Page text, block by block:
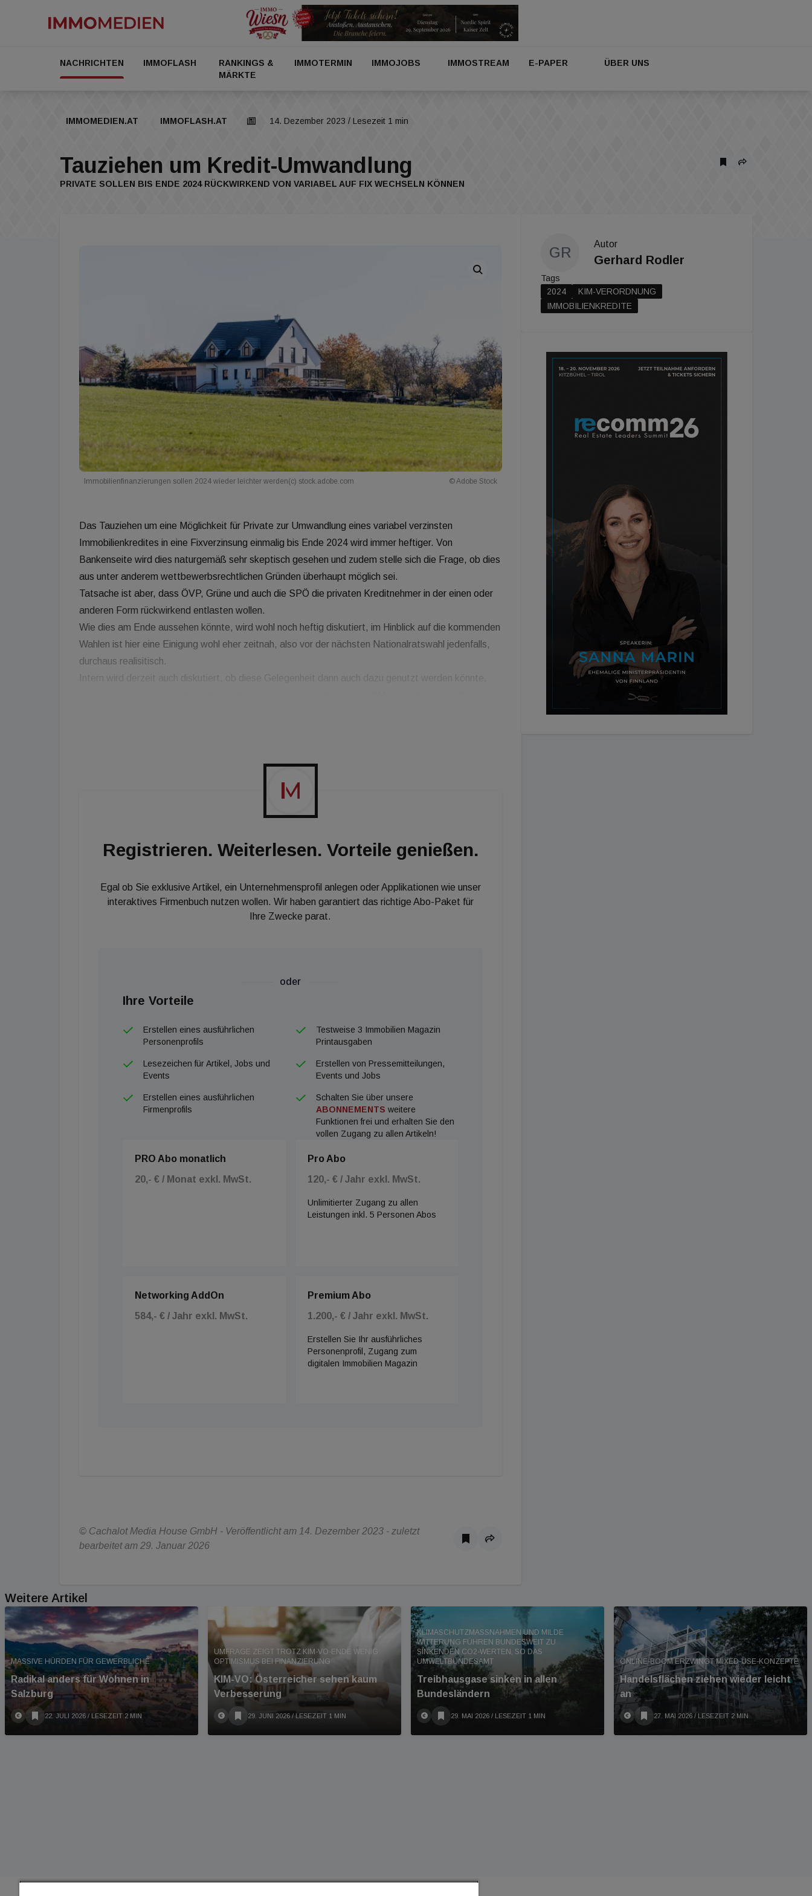
NACHRICHTEN IMMOFLASH
RANKINGS &
MÄRKTE
IMMOTERMIN IMMOJOBS IMMOSTREAM E-PAPER ÜBER UNS
IMMOMEDIEN.AT IMMOFLASH.AT 14. Dezember 2023 / Lesezeit 1 min
Tauziehen um Kredit-Umwandlung
PRIVATE SOLLEN BIS ENDE 2024 RÜCKWIRKEND VON VARIABEL AUF FIX WECHSELN KÖNNEN
Immobilienfinanzierungen sollen 2024 wieder leichter werden(c) stock.adobe.com © Adobe Stock
Das Tauziehen um eine Möglichkeit für Private zur Umwandlung eines variabel verzinsten
Immobilienkredites in eine Fixverzinsung einmalig bis Ende 2024 wird immer heftiger. Von
Bankenseite wird dies naturgemäß sehr skeptisch gesehen und zudem stelle sich die Frage, ob dies
aus unter anderem wettbewerbsrechtlichen Gründen überhaupt möglich sei.
Tatsache ist aber, dass ÖVP, Grüne und auch die SPÖ die privaten Kreditnehmer in der einen oder
anderen Form rückwirkend entlasten wollen.
Wie dies am Ende aussehen könnte, wird wohl noch heftig diskutiert, im Hinblick auf die kommenden
Wahlen ist hier eine Einigung wohl eher zeitnah, also vor der nächsten Nationalratswahl jedenfalls,
durchaus realisitisch.
Intern wird derzeit auch diskutiert, ob diese Gelegenheit dann auch dazu genutzt werden könnte,
Registrieren. Weiterlesen. Vorteile genießen.
Egal ob Sie exklusive Artikel, ein Unternehmensprofil anlegen oder Applikationen wie unser
interaktives Firmenbuch nutzen wollen. Wir haben garantiert das richtige Abo-Paket für
Ihre Zwecke parat.
oder
Ihre Vorteile
Erstellen eines ausführlichen
Personenprofils
Testweise 3 Immobilien Magazin
Printausgaben
Lesezeichen für Artikel, Jobs und
Events
Erstellen von Pressemitteilungen,
Events und Jobs
Erstellen eines ausführlichen
Firmenprofils
Schalten Sie über unsere
ABONNEMENTS weitere
Funktionen frei und erhalten Sie den
vollen Zugang zu allen Artikeln!
PRO Abo monatlich
20,- € / Monat exkl. MwSt.
Pro Abo
120,- € / Jahr exkl. MwSt.
Unlimitierter Zugang zu allen
Leistungen inkl. 5 Personen Abos
Networking AddOn
584,- € / Jahr exkl. MwSt.
Premium Abo
1.200,- € / Jahr exkl. MwSt.
Erstellen Sie Ihr ausführliches
Personenprofil, Zugang zum
digitalen Immobilien Magazin
© Cachalot Media House GmbH - Veröffentlicht am 14. Dezember 2023 - zuletzt
bearbeitet am 29. Januar 2026
GR
Autor
Gerhard Rodler
Tags
2024
KIM-VERORDNUNG
IMMOBILIENKREDITE
Weitere Artikel
MASSIVE HÜRDEN FÜR GEWERBLICHE
Radikal anders für Wohnen in
Salzburg
22. JULI 2026 / LESEZEIT 2 MIN
UMFRAGE ZEIGT TROTZ KIM-VO-ENDE WENIG
OPTIMISMUS BEI FINANZIERUNG
KIM-VO: Österreicher sehen kaum
Verbesserung
29. JUNI 2026 / LESEZEIT 1 MIN
KLIMASCHUTZMASSNAHMEN UND MILDE W
ITTERUNG FÜHREN BUNDESWEIT ZU S
INKENDEN CO2-WERTEN, SO DAS U
MWELTBUNDESAMT
Treibhausgase sinken in allen
Bundesländern
29. MAI 2026 / LESEZEIT 1 MIN
ONLINE-BOOM ERZWINGT MIXED-USE-KONZEPTE
Handelsflächen ziehen wieder leicht
an
27. MAI 2026 / LESEZEIT 2 MIN